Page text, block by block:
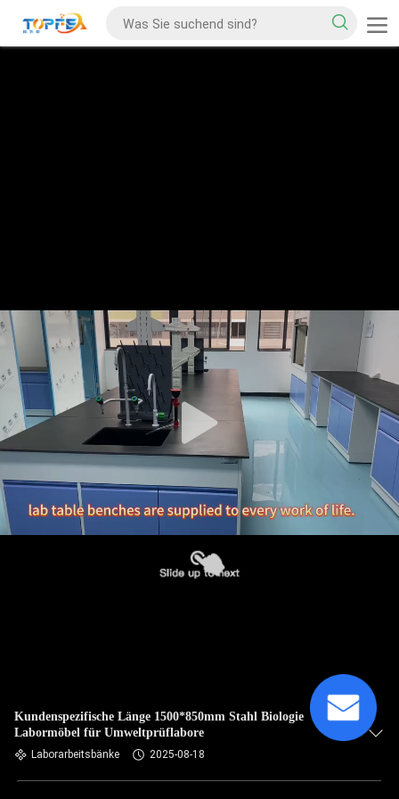
Kundenspezifische Länge 1500*850mm Stahl Biologie
Labormöbel für Umweltprüflabore
Laborarbeitsbänke 2025-08-18